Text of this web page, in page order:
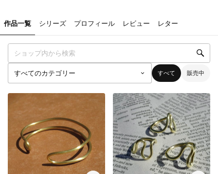
作品一覧 シリーズ プロフィール レビュー レター
すべて 販売中